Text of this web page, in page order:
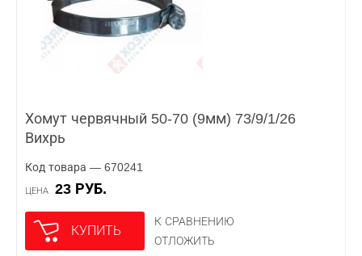
Хомут червячный 50-70 (9мм) 73/9/1/26
Вихрь
Код товара — 670241
ЦЕНА 23 РУБ.
КУПИТЬ
К СРАВНЕНИЮ
ОТЛОЖИТЬ